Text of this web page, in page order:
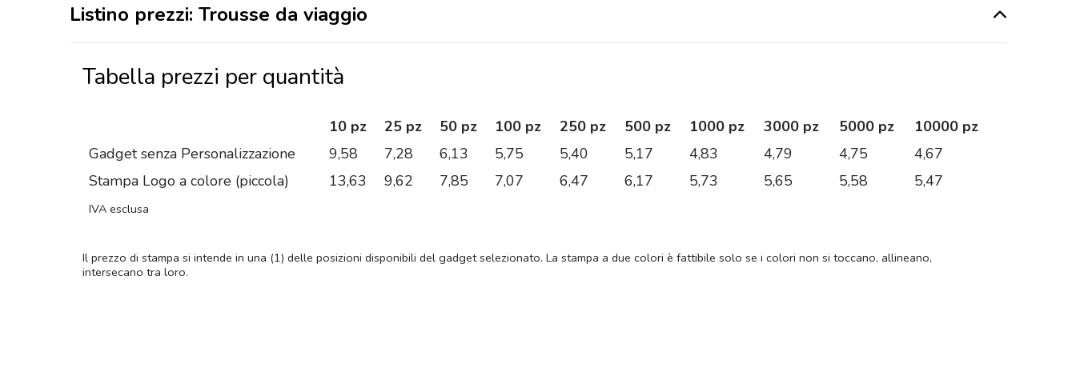
Listino prezzi: Trousse da viaggio
Tabella prezzi per quantità
10 pz 25 pz 50 pz 100 pz 250 pz 500 pz 1000 pz 3000 pz 5000 pz
10000 pz
Gadget senza Personalizzazione
9,58 7,28 6,13 5,75 5,40 5,17 4,83 4,79 4,75
4,67
Stampa Logo a colore (piccola)
13,63 9,62 7,85 7,07 6,47 6,17 5,73 5,65 5,58 5,47
IVA esclusa
Il prezzo di stampa si intende in una (1) delle posizioni disponibili del gadget selezionato. La stampa a due colori è fattibile solo se i colori non si toccano, allineano,
intersecano tra loro.